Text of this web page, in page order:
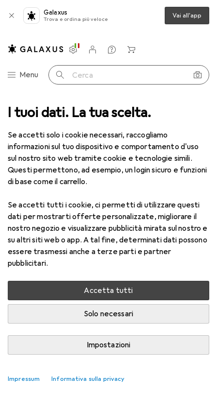
I tuoi dati. La tua scelta.
Se accetti solo i cookie necessari, raccogliamo
informazioni sul tuo dispositivo e comportamento d'uso
sul nostro sito web tramite cookie e tecnologie simili.
Questi permettono, ad esempio, un login sicuro e funzioni
di base come il carrello.
Se accetti tutti i cookie, ci permetti di utilizzare questi
dati per mostrarti offerte personalizzate, migliorare il
nostro negozio e visualizzare pubblicità mirata sul nostro e
su altri siti web o app. A tal fine, determinati dati possono
essere trasmessi anche a terze parti e partner
pubblicitari.
Accetta tutti
Solo necessari
Impostazioni
Impressum Informativa sulla privacy
Galaxus
Trova e ordina più veloce Vai all'app
Categoria Navigazione
Menu Cerca
Impostazioni
Conto cliente
Liste di confronto
Liste dei desideri
Carrello
Lenti a contatto Air Optix HydraGlyde per l'astigmatismo 6
1 Immagine
Air Optix HydraGlyde per
-8, Obiettivo mensile, 6 pz., Torico
Prezzo in EUR IVA incl.
EUR
49,16 EUR
8,20/1pz.
Consegna tra lun, 17/8 e mer, 19/8
Più di 10 pezzi in stock presso il fornitore
Aggiungi al carrello